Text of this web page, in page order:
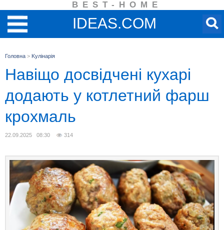
BEST-HOME
IDEAS.COM
Головна > Kулінарія
Навіщо досвідчені кухарі
додають у котлетний фарш
крохмаль
22.09.2025 08:30 314